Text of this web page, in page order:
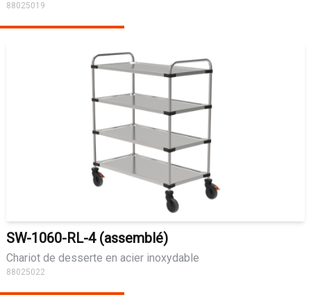
88025019
SW-1060-RL-4 (assemblé)
Chariot de desserte en acier inoxydable
88025022